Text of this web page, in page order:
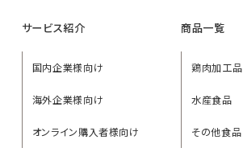
サービス紹介
国内企業様向け
海外企業様向け
オンライン購入者様向け
商品一覧
鶏肉加工品
水産食品
その他食品